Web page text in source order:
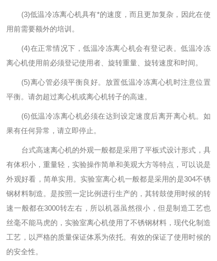
(3)低温冷冻离心机具有*的速度，而且更加复杂，因此在使
用前需要额外的培训。
(4)在正常情况下，低温冷冻离心机会有登记表。低温冷冻
离心机使用前必须登记使用者、旋转重量、旋转速度和时间。
(5)离心管必须平衡良好。放置低温冷冻离心机时注意位置
平衡。请勿超过离心机或离心机转子的高速。
(6)低温冷冻离心机必须在达到设定速度后离开离心机。如
果有任何异常，请立即停止。
台式高速离心机的外观一般都是采用了平板式设计形式，具
有体积小，重量轻，实验操作简单和美观大方等特点，可以说是
外观好看，简单实用。实验室离心机一般都是采用的是304不锈
钢材料制造。是按照一定比例进行生产的，其转鼓使用时候的转
速一般都在3000转左右，所以机器虽然很小，但是制造工艺也
丝毫不能马虎的，实验室离心机使用了不锈钢材料，现代化制造
工艺，以严格的质量保证体系为依托。有效的保证了使用时候的
的安全性。